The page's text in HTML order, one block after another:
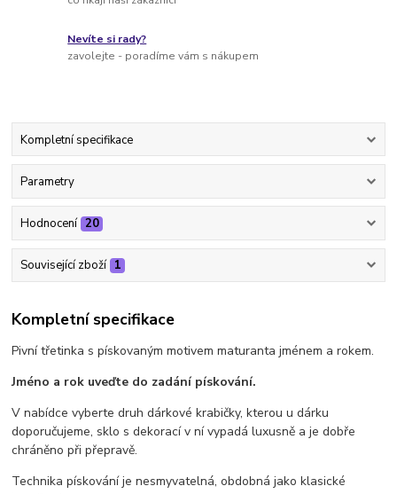
Nevíte si rady?
zavolejte - poradíme vám s nákupem
Kompletní specifikace
Parametry
Hodnocení 20
Související zboží 1
Kompletní specifikace
Pivní třetinka s pískovaným motivem maturanta jménem a rokem.
Jméno a rok uveďte do zadání pískování.
V nabídce vyberte druh dárkové krabičky, kterou u dárku
doporučujeme, sklo s dekorací v ní vypadá luxusně a je dobře
chráněno při přepravě.
Technika pískování je nesmyvatelná, obdobná jako klasické